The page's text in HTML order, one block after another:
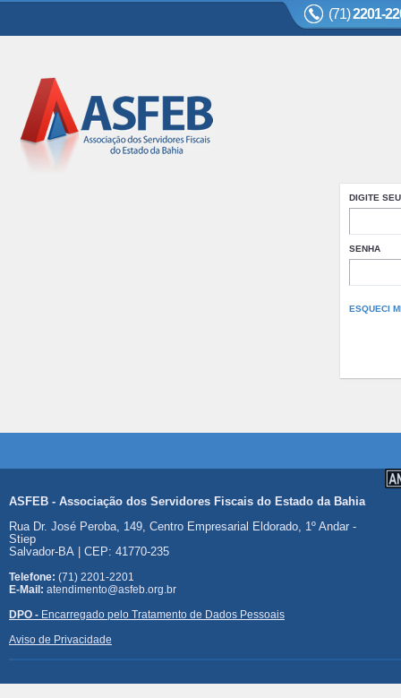
(71)2201-
DIGITE
SENHA
ESQUECI
ASFEB - Associação dos Servidores Fiscais do Estado da Bahia
Rua Dr. José Peroba, 149, Centro Empresarial Eldorado, 1º Andar -
Stiep
Salvador-BA | CEP: 41770-235
Telefone: (71) 2201-2201
E-Mail: atendimento@asfeb.org.br
DPO - Encarregado pelo Tratamento de Dados Pessoais
Aviso de Privacidade